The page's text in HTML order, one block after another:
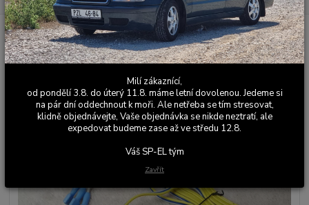
Úvod Palubní počítač APRI Snímač průtoku paliva Favorit karburátor
Snímač průtoku paliva Favorit
Milí zákaznící,
od pondělí 3.8. do úterý 11.8. máme letní dovolenou. Jedeme si
na pár dní oddechnout k moři. Ale netřeba se tím stresovat,
klidně objednávejte, Vaše objednávka se nikde neztratí, ale
expedovat budeme zase až ve středu 12.8.
Váš SP-EL tým
Zavřít